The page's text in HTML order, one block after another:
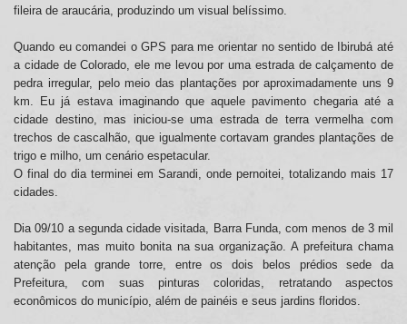
fileira de araucária, produzindo um visual belíssimo.
Quando eu comandei o GPS para me orientar no sentido de Ibirubá até
a cidade de Colorado, ele me levou por uma estrada de calçamento de
pedra irregular, pelo meio das plantações por aproximadamente uns 9
km. Eu já estava imaginando que aquele pavimento chegaria até a
cidade destino, mas iniciou-se uma estrada de terra vermelha com
trechos de cascalhão, que igualmente cortavam grandes plantações de
trigo e milho, um cenário espetacular.
O final do dia terminei em Sarandi, onde pernoitei, totalizando mais 17
cidades.
Dia 09/10 a segunda cidade visitada, Barra Funda, com menos de 3 mil
habitantes, mas muito bonita na sua organização. A prefeitura chama
atenção pela grande torre, entre os dois belos prédios sede da
Prefeitura, com suas pinturas coloridas, retratando aspectos
econômicos do município, além de painéis e seus jardins floridos.